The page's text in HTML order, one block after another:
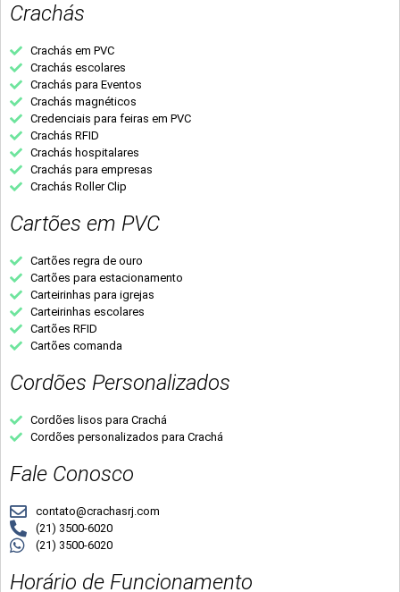
Crachás
Crachás em PVC
Crachás escolares
Crachás para Eventos
Crachás magnéticos
Credenciais para feiras em PVC
Crachás RFID
Crachás hospitalares
Crachás para empresas
Crachás Roller Clip
Cartões em PVC
Cartões regra de ouro
Cartões para estacionamento
Carteirinhas para igrejas
Carteirinhas escolares
Cartões RFID
Cartões comanda
Cordões Personalizados
Cordões lisos para Crachá
Cordões personalizados para Crachá
Fale Conosco
contato@crachasrj.com
(21) 3500-6020
(21) 3500-6020
Horário de Funcionamento